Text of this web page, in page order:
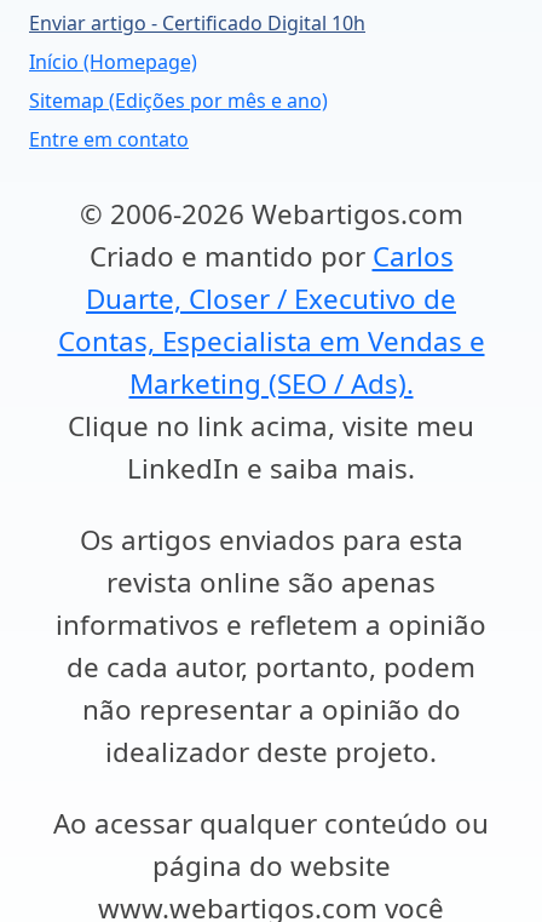
Enviar artigo - Certificado Digital 10h
Início (Homepage)
Sitemap (Edições por mês e ano)
Entre em contato
© 2006-2026 Webartigos.com
Criado e mantido por Carlos
Duarte, Closer / Executivo de
Contas, Especialista em Vendas e
Marketing (SEO / Ads).
Clique no link acima, visite meu
LinkedIn e saiba mais.
Os artigos enviados para esta
revista online são apenas
informativos e refletem a opinião
de cada autor, portanto, podem
não representar a opinião do
idealizador deste projeto.
Ao acessar qualquer conteúdo ou
página do website
www.webartigos.com você